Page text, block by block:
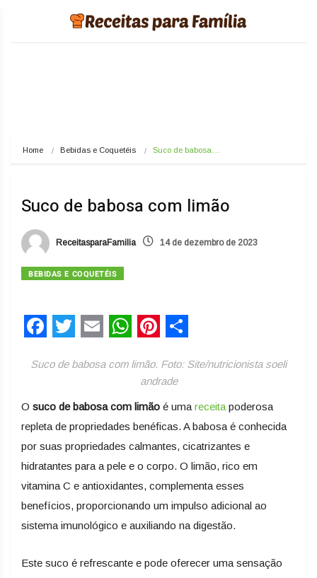
Home Bebidas e Coquetéis Suco de babosa…
Suco de babosa com limão
ReceitasparaFamilia 14 de dezembro de 2023
BEBIDAS E COQUETÉIS
Suco de babosa com limão. Foto: Site/nutricionista soeli
andrade
O suco de babosa com limão é uma receita poderosa
repleta de propriedades benéficas. A babosa é conhecida
por suas propriedades calmantes, cicatrizantes e
hidratantes para a pele e o corpo. O limão, rico em
vitamina C e antioxidantes, complementa esses
benefícios, proporcionando um impulso adicional ao
sistema imunológico e auxiliando na digestão.
Este suco é refrescante e pode oferecer uma sensação